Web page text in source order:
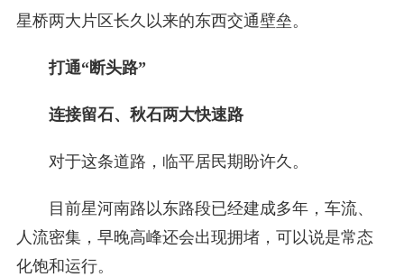
星桥两大片区长久以来的东西交通壁垒。
打通“断头路”
连接留石、秋石两大快速路
对于这条道路，临平居民期盼许久。
目前星河南路以东路段已经建成多年，车流、
人流密集，早晚高峰还会出现拥堵，可以说是常态
化饱和运行。